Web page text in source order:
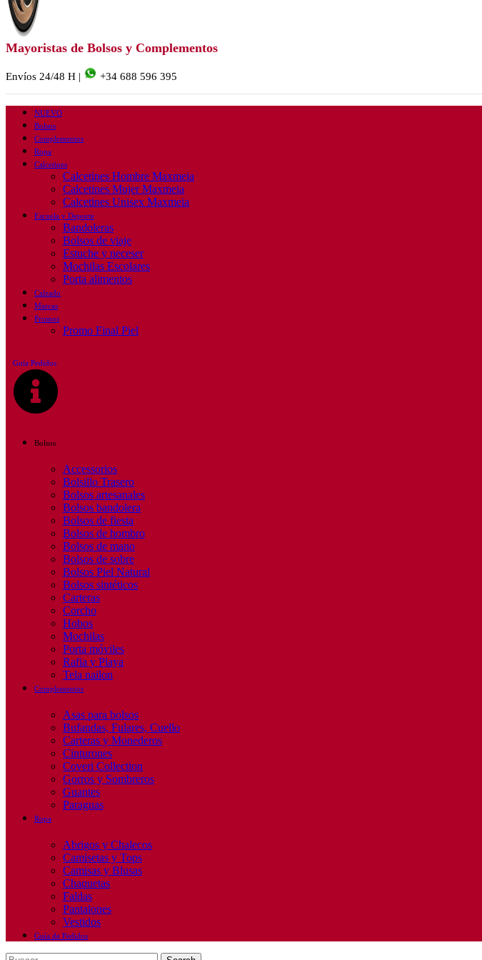
Mayoristas de Bolsos y Complementos
Envíos 24/48 H | +34 688 596 395
NUEVO
Bolsos
Complementos
Ropa
Calcetines
Calcetines Hombre Maxmeia
Calcetines Mujer Maxmeia
Calcetines Unisex Maxmeia
Escuela y Deporte
Bandoleras
Bolsos de viaje
Estuche y neceser
Mochilas Escolares
Porta alimentos
Calzado
Marcas
Promos
Promo Final Piel
Guía Pedidos
Bolsos
Accessorios
Bolsillo Trasero
Bolsos artesanales
Bolsos bandolera
Bolsos de fiesta
Bolsos de hombro
Bolsos de mano
Bolsos de sobre
Bolsos Piel Natural
Bolsos sintéticos
Carteras
Corcho
Hobos
Mochilas
Porta móviles
Rafia y Playa
Tela nailon
Complementos
Asas para bolsos
Bufandas, Fulares, Cuello
Carteras y Monederos
Cinturones
Coveri Collection
Gorros y Sombreros
Guantes
Paraguas
Ropa
Abrigos y Chalecos
Camisetas y Tops
Camisas y Blusas
Chaquetas
Faldas
Pantalones
Vestidos
Guía de Pedidos